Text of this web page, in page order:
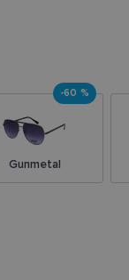
Gunmetal
-60 %